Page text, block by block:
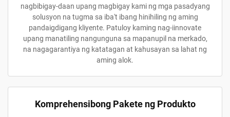
nagbibigay-daan upang magbigay kami ng mga pasadyang
solusyon na tugma sa iba't ibang hinihiling ng aming
pandaigdigang kliyente. Patuloy kaming nag-iinnovate
upang manatiling nangunguna sa mapanupil na merkado,
na nagagarantiya ng katatagan at kahusayan sa lahat ng
aming alok.
Komprehensibong Pakete ng Produkto